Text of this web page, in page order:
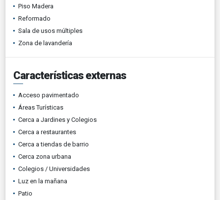
Piso Madera
Reformado
Sala de usos múltiples
Zona de lavandería
Características externas
Acceso pavimentado
Áreas Turísticas
Cerca a Jardines y Colegios
Cerca a restaurantes
Cerca a tiendas de barrio
Cerca zona urbana
Colegios / Universidades
Luz en la mañana
Patio